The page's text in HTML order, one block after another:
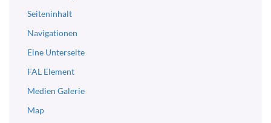
Seiteninhalt
Navigationen
Eine Unterseite
FAL Element
Medien Galerie
Map